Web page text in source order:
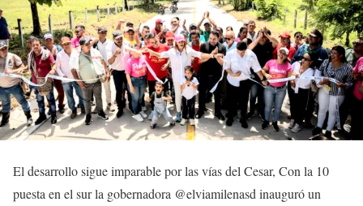
El desarrollo sigue imparable por las vías del Cesar, Con la 10
puesta en el sur la gobernadora @elviamilenasd inauguró un